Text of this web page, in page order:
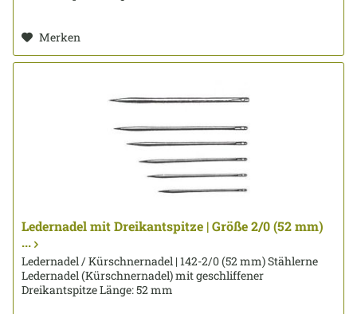
Merken
Ledernadel mit Dreikantspitze | Größe 2/0 (52 mm)
...
Ledernadel / Kürschnernadel | 142-2/0 (52 mm) Stählerne
Ledernadel (Kürschnernadel) mit geschliffener
Dreikantspitze Länge: 52 mm